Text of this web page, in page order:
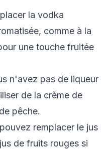
la vodka
comme à la
une touche fruitée
n'avez pas de liqueur
de la crème de
pêche.
remplacer le jus
de fruits rouges si